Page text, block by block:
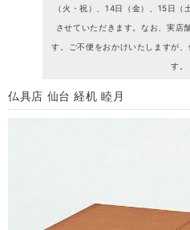
（火・祝）、14日（金）、15日（
させていただきます。なお、実店
す。ご不便をおかけいたしますが
す。
仏具店 仙台 経机 睦月